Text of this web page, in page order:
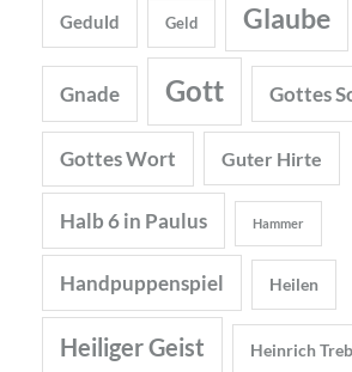
Geduld Geld Glaube
Gnade Gott Gottes
Gottes Wort Guter Hirte
Halb 6 in Paulus Hammer
Handpuppenspiel Heilen
Heiliger Geist Heinrich